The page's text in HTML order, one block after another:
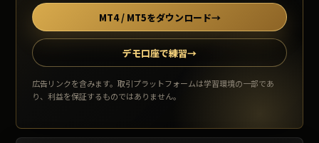
MT4 / MT5をダウンロード→
デモ口座で練習→
広告リンクを含みます。取引プラットフォームは学習環境の一部であ
り、利益を保証するものではありません。